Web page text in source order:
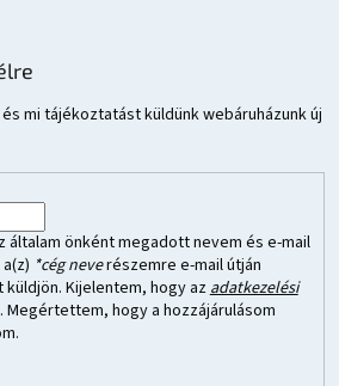
mi tájékoztatást küldünk webáruházunk új
általam önként megadott nevem és e-mail
*cég neverészemre e-mail útján
Kijelentem, hogy azadatkezelési
Megértettem, hogy a hozzájárulásom